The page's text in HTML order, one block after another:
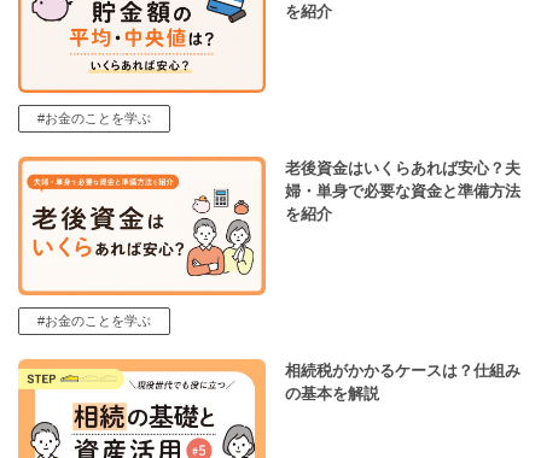
を紹介
#お金のことを学ぶ
老後資金はいくらあれば安心？夫
婦・単身で必要な資金と準備方法
を紹介
#お金のことを学ぶ
相続税がかかるケースは？仕組み
の基本を解説